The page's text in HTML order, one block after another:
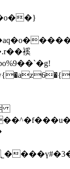
䙎